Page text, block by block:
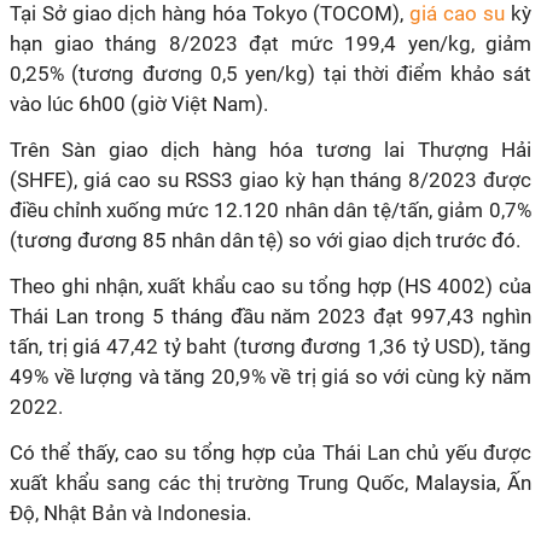
Tại Sở giao dịch hàng hóa Tokyo (TOCOM), giá cao su kỳ
hạn giao tháng 8/2023 đạt mức 199,4 yen/kg, giảm
0,25% (tương đương 0,5 yen/kg) tại thời điểm khảo sát
vào lúc 6h00 (giờ Việt Nam).
Trên Sàn giao dịch hàng hóa tương lai Thượng Hải
(SHFE), giá cao su RSS3 giao kỳ hạn tháng 8/2023 được
điều chỉnh xuống mức 12.120 nhân dân tệ/tấn, giảm 0,7%
(tương đương 85 nhân dân tệ) so với giao dịch trước đó.
Theo ghi nhận, xuất khẩu cao su tổng hợp (HS 4002) của
Thái Lan trong 5 tháng đầu năm 2023 đạt 997,43 nghìn
tấn, trị giá 47,42 tỷ baht (tương đương 1,36 tỷ USD), tăng
49% về lượng và tăng 20,9% về trị giá so với cùng kỳ năm
2022.
Có thể thấy, cao su tổng hợp của Thái Lan chủ yếu được
xuất khẩu sang các thị trường Trung Quốc, Malaysia, Ấn
Độ, Nhật Bản và Indonesia.